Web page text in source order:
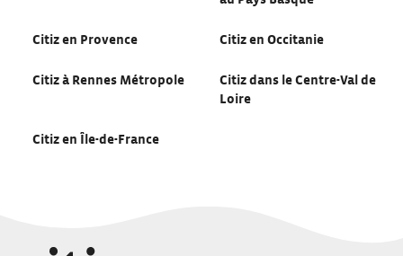
Citiz en Provence Citiz en Occitanie
Citiz à Rennes Métropole
Citiz dans le Centre-Val de
Loire
Citiz en Île-de-France